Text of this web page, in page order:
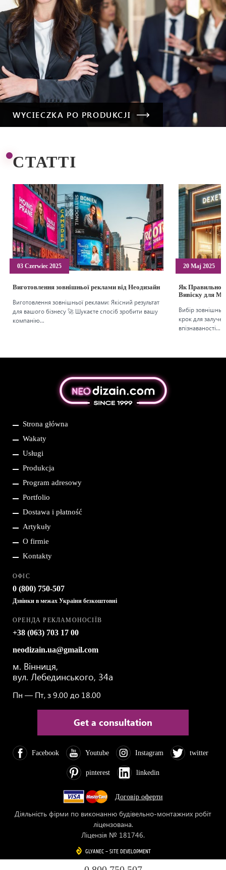
WYCIECZKA PO PRODUKCJI
СТАТТІ
03 Czerwiec 2025
Виготовлення зовнішньої реклами від Неодизайн
Виготовлення зовнішньої реклами: Якісний результат
для вашого бізнесу 🚀 Шукаєте спосіб зробити вашу
компанію…
20 Maj 2025
Як Правильно
Вивіску для
Вибір
крок для
впізнаваності…
Меню
нижнього
колонтитулу
Strona główna
Wakaty
Usługi
Produkcja
Program adresowy
Portfolio
Dostawa i płatność
Artykuły
O firmie
Kontakty
ОФІС
0 (800) 750-507
Дзвінки в межах України безкоштовні
ОРЕНДА РЕКЛАМОНОСІЇВ
+38 (063) 703 17 00
neodizain.ua@gmail.com
м. Вінниця,
вул. Лебединського, 34а
Пн — Пт, з 9.00 до 18.00
Get a consultation
Facebook Youtube Instagram twitter
pinterest linkedin
Додаткове
Договір оферти
Діяльність фірми по виконанню будівельно-монтажних робіт
ліцензована.
Ліцензія № 181746.
GLYANEC – SITE DEVELOPMENT
GLYANEC – SITE DEVELOPMENT